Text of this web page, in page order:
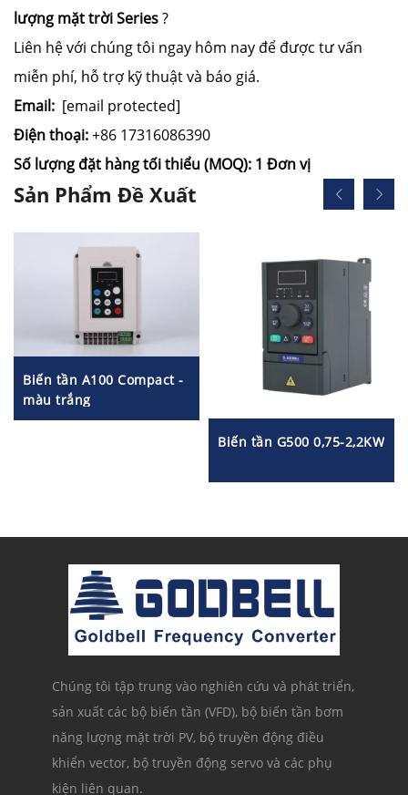
lượng mặt trời Series?
Liên hệ với chúng tôi ngay hôm nay để được tư vấn
miễn phí, hỗ trợ kỹ thuật và báo giá.
Email: [email protected]
Điện thoại:+86 17316086390
Số lượng đặt hàng tối thiểu (MOQ): 1 Đơn vị
Sản Phẩm Đề Xuất
Biến tần A100 Compact -
màu trắng
Biến tần G500 0,75-2,2KW
Chúng tôi tập trung vào nghiên cứu và phát triển,
sản xuất các bộ biến tần (VFD), bộ biến tần bơm
năng lượng mặt trời PV, bộ truyền động điều
khiển vector, bộ truyền động servo và các phụ
kiện liên quan.